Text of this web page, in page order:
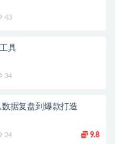
43
具
34
据复盘到爆款打造
24 9.8